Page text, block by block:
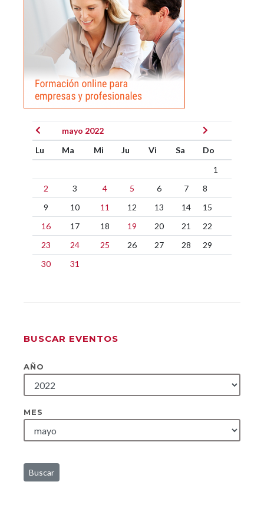
mayo 2022
Lu
Ma Mi Ju Vi Sa
Do
1
2
3 4 5 6 7
8
9
10 11 12 13 14
15
16
17 18 19 20 21
22
23
24 25 26 27 28
29
30
31
BUSCAR EVENTOS
AÑO
MES
Buscar